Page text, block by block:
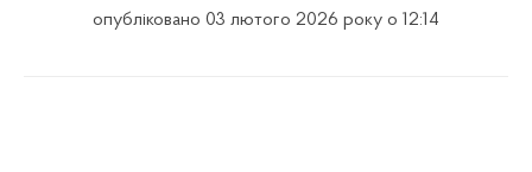
опубліковано 03 лютого 2026 року о 12:14